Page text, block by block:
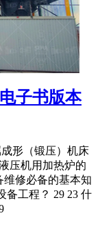
子书版本
形（锻压）机床
压机用加热炉的
维修必备的基本知
备工程？ 29 23 什